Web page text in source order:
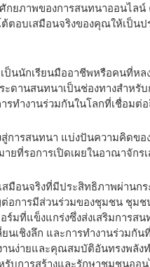
กยภาพของการสนทนาออนไลน์
ต้ตอบเสมือนจริงของคุณให้เป็น
ป็นนักเรียนมืออาชีพหรือคนที่หล
ะดานสนทนาเป็นช่องทางสําหรับ
รทํางานร่วมกันในโลกที่เชื่อมต่อ
การสนทนา แบ่งปันความคิดขอ
ายที่รอการเปิดเผยในอาณาจักร
สมือนจริงที่มีประสิทธิภาพผ่านก
อการมีส่วนร่วมของชุมชน ชุมช
ร์มที่แข็งแกร่งซึ่งส่งเสริมการส
ยนเชิงลึก และการทํางานร่วมกัน
านง่ายและคุณสมบัติอันทรงพลังทํ
รับการสร้างและรักษาชุมชนออ